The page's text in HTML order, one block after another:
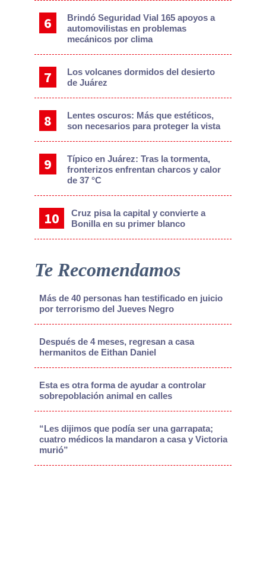
Brindó Seguridad Vial 165 apoyos a
automovilistas en problemas
mecánicos por clima
Los volcanes dormidos del desierto
de Juárez
Lentes oscuros: Más que estéticos,
son necesarios para proteger la vista
Típico en Juárez: Tras la tormenta,
fronterizos enfrentan charcos y calor
de 37 °C
Cruz pisa la capital y convierte a
Bonilla en su primer blanco
Te Recomendamos
Más de 40 personas han testificado en juicio
por terrorismo del Jueves Negro
Después de 4 meses, regresan a casa
hermanitos de Eithan Daniel
Esta es otra forma de ayudar a controlar
sobrepoblación animal en calles
“Les dijimos que podía ser una garrapata;
cuatro médicos la mandaron a casa y Victoria
murió”